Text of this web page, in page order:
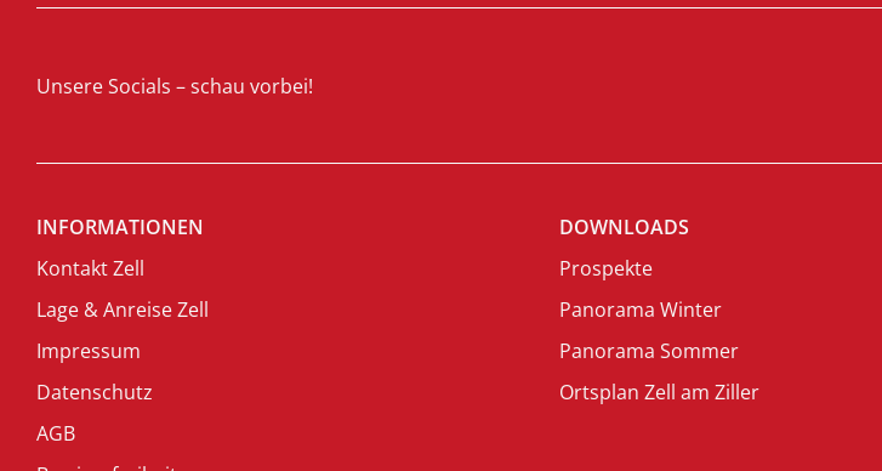
Unsere Socials – schau vorbei!
INFORMATIONEN
Kontakt Zell
Lage & Anreise Zell
Impressum
Datenschutz
AGB
DOWNLOADS
Prospekte
Panorama Winter
Panorama Sommer
Ortsplan Zell am Ziller